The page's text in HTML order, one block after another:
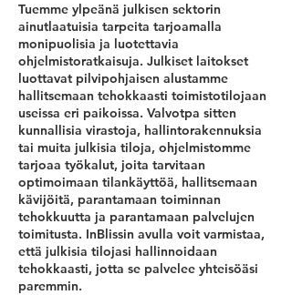
Tuemme ylpeänä julkisen sektorin
ainutlaatuisia tarpeita tarjoamalla
monipuolisia ja luotettavia
ohjelmistoratkaisuja. Julkiset laitokset
luottavat pilvipohjaisen alustamme
hallitsemaan tehokkaasti toimistotilojaan
useissa eri paikoissa. Valvotpa sitten
kunnallisia virastoja, hallintorakennuksia
tai muita julkisia tiloja, ohjelmistomme
tarjoaa työkalut, joita tarvitaan
optimoimaan tilankäyttöä, hallitsemaan
kävijöitä, parantamaan toiminnan
tehokkuutta ja parantamaan palvelujen
toimitusta. InBlissin avulla voit varmistaa,
että julkisia tilojasi hallinnoidaan
tehokkaasti, jotta se palvelee yhteisöäsi
paremmin.